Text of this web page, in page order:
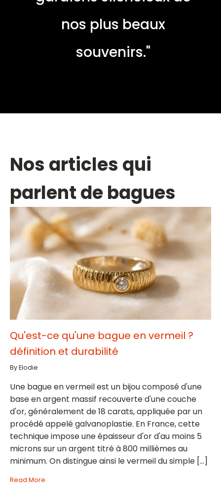
nos plus beaux
souvenirs."
Nos articles qui
parlent de bagues
Qu'est-ce qu'une bague en vermeil ?
définition et durabilité
By Elodie
Une bague en vermeil est un bijou composé d'une
base en argent massif recouverte d'une couche
d'or, généralement de 18 carats, appliquée par un
procédé appelé galvanoplastie. En France, cette
technique impose une épaisseur d'or d'au moins 5
microns sur un argent titré à 800 millièmes au
minimum. On distingue ainsi le vermeil du simple […]
Read More